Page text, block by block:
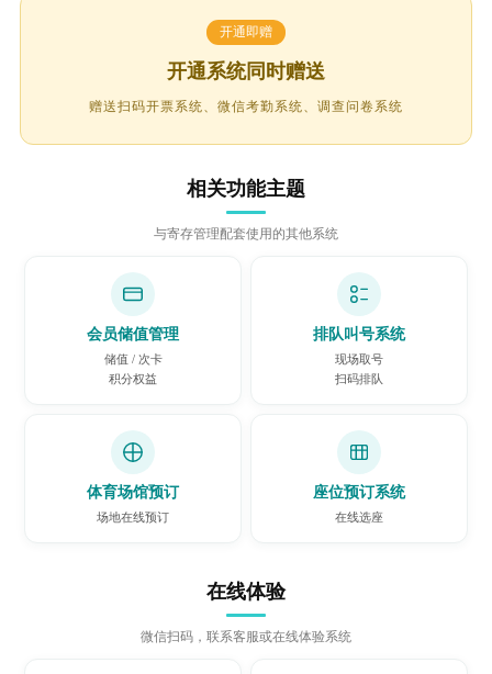
开通即赠
开通系统同时赠送
赠送扫码开票系统、微信考勤系统、调查问卷系统
相关功能主题
与寄存管理配套使用的其他系统
会员储值管理
储值 / 次卡
积分权益
排队叫号系统
现场取号
扫码排队
体育场馆预订
场地在线预订
座位预订系统
在线选座
在线体验
微信扫码，联系客服或在线体验系统